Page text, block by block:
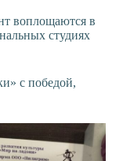
воплощаются в
студиях
с победой,